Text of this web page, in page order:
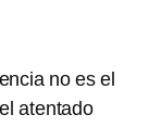
no es el
atentado